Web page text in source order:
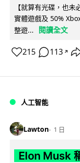
【就算有光碟，也
實體遊戲及 50%
整遊...
閱讀全文
215 113 ↗
人工智能
Lawton 1 日
Elon Musk